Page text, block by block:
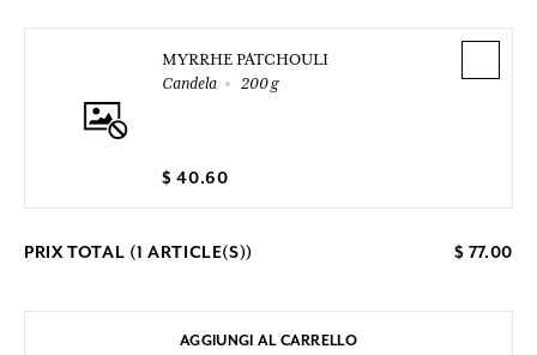
MYRRHE PATCHOULI
Candela
200 g
$ 40.60
PRIX TOTAL (1 ARTICLE(S)) $ 77.00
AGGIUNGI AL CARRELLO